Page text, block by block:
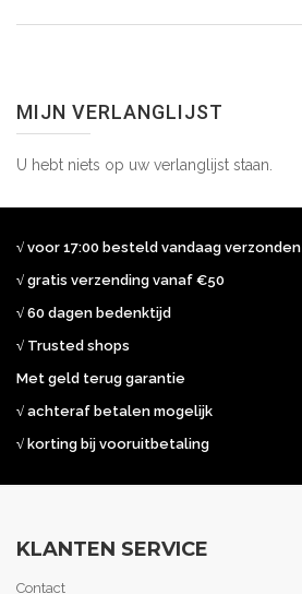
MIJN VERLANGLIJST
U hebt niets op uw verlanglijst staan.
√ voor 17:00 besteld vandaag verzonden
√ gratis verzending vanaf €50
√ 60 dagen bedenktijd
√ Trusted shops
Met geld terug garantie
√ achteraf betalen mogelijk
√ korting bij vooruitbetaling
KLANTEN SERVICE
Contact